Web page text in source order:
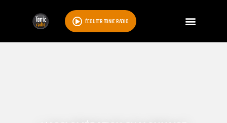
ÉCOUTER TONIC RADIO